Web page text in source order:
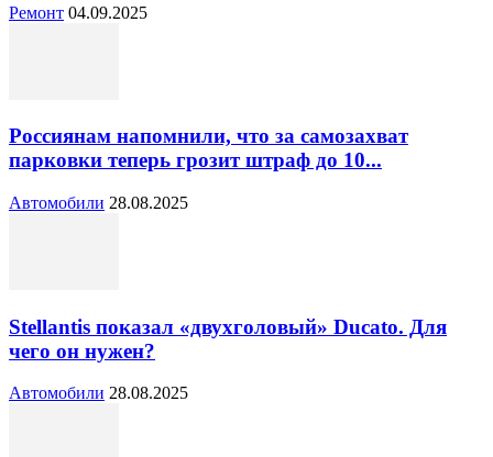
Ремонт 04.09.2025
Россиянам напомнили, что за самозахват
парковки теперь грозит штраф до 10...
Автомобили 28.08.2025
Stellantis показал «двухголовый» Ducato. Для
чего он нужен?
Автомобили 28.08.2025